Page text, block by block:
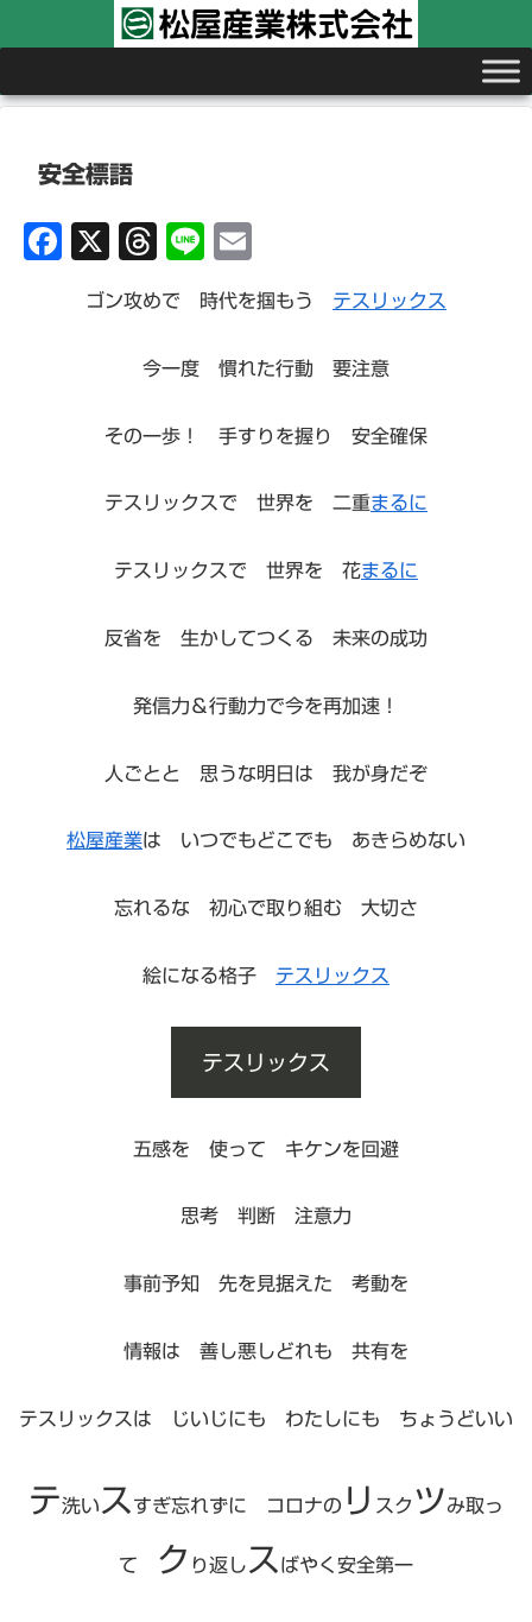
安全標語
Fa
X
T
e
ad
Li
e
ail
ゴン攻めで 時代を掴もう テスリックス
今一度 慣れた行動 要注意
その一歩！ 手すりを握り 安全確保
テスリックスで 世界を 二重まるに
テスリックスで 世界を 花まるに
反省を 生かしてつくる 未来の成功
発信力＆行動力で今を再加速！
人ごとと 思うな明日は 我が身だぞ
松屋産業は いつでもどこでも あきらめない
忘れるな 初心で取り組む 大切さ
絵になる格子 テスリックス
テスリックス
五感を 使って キケンを回避
思考 判断 注意力
事前予知 先を見据えた 考動を
情報は 善し悪しどれも 共有を
テスリックスは じいじにも わたしにも ちょうどいい
テ洗い ス すぎ忘れずに コロナの リ スク ツみ取っ
て ク り返し ス ばやく安全第一